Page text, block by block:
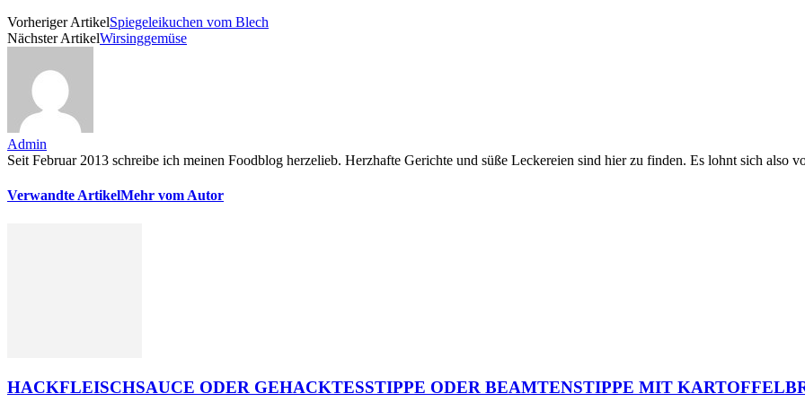
Vorheriger ArtikelSpiegeleikuchen vom Blech
Nächster ArtikelWirsinggemüse
Admin
Seit Februar 2013 schreibe ich meinen Foodblog herzelieb. Herzhafte Gerichte und süße Leckereien sind hier zu finden. Es lohnt sich also
Verwandte ArtikelMehr vom Autor
HACKFLEISCHSAUCE ODER GEHACKTESSTIPPE ODER BEAMTENSTIPPE MIT